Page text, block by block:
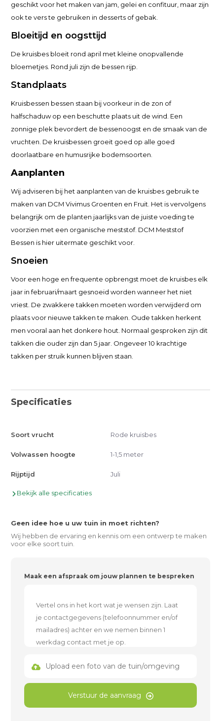
geschikt voor het maken van jam, gelei en confituur, maar zijn
ook te vers te gebruiken in desserts of gebak.
Bloeitijd en oogsttijd
De kruisbes bloeit rond april met kleine onopvallende
bloemetjes. Rond juli zijn de bessen rijp.
Standplaats
Kruisbessen bessen staan bij voorkeur in de zon of
halfschaduw op een beschutte plaats uit de wind. Een
zonnige plek bevordert de bessenoogst en de smaak van de
vruchten. De kruisbessen groeit goed op alle goed
doorlaatbare en humusrijke bodemsoorten.
Aanplanten
Wij adviseren bij het aanplanten van de kruisbes gebruik te
maken van DCM Vivimus Groenten en Fruit. Het is vervolgens
belangrijk om de planten jaarlijks van de juiste voeding te
voorzien met een organische meststof. DCM Meststof
Bessen is hier uitermate geschikt voor.
Snoeien
Voor een hoge en frequente opbrengst moet de kruisbes elk
jaar in februari/maart gesnoeid worden wanneer het niet
vriest. De zwakkere takken moeten worden verwijderd om
plaats voor nieuwe takken te maken. Oude takken herkent
men vooral aan het donkere hout. Normaal gesproken zijn dit
takken die ouder zijn dan 5 jaar. Ongeveer 10 krachtige
takken per struik kunnen blijven staan.
Specificaties
Soort vrucht Rode kruisbes
Volwassen hoogte 1-1,5 meter
Rijptijd Juli
Bekijk alle specificaties
Geen idee hoe u uw tuin in moet richten?
Wij hebben de ervaring en kennis om een ontwerp te maken
voor elke soort tuin.
Maak een afspraak om jouw plannen te bespreken
Upload een foto van de tuin/omgeving
Verstuur de aanvraag